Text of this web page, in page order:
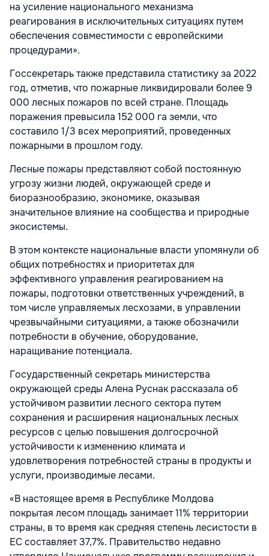
на усиление национального механизма
реагирования в исключительных ситуациях путем
обеспечения совместимости с европейскими
процедурами».
Госсекретарь также представила статистику за 2022
год, отметив, что пожарные ликвидировали более 9
000 лесных пожаров по всей стране. Площадь
поражения превысила 152 000 га земли, что
составило 1/3 всех мероприятий, проведенных
пожарными в прошлом году.
Лесные пожары представляют собой постоянную
угрозу жизни людей, окружающей среде и
биоразнообразию, экономике, оказывая
значительное влияние на сообщества и природные
экосистемы.
В этом контексте национальные власти упомянули об
общих потребностях и приоритетах для
эффективного управления реагированием на
пожары, подготовки ответственных учреждений, в
том числе управляемых лесхозами, в управлении
чрезвычайными ситуациями, а также обозначили
потребности в обучение, оборудование,
наращивание потенциала.
Государственный секретарь министерства
окружающей среды Алена Руснак рассказала об
устойчивом развитии лесного сектора путем
сохранения и расширения национальных лесных
ресурсов с целью повышения долгосрочной
устойчивости к изменению климата и
удовлетворения потребностей страны в продукты и
услуги, производимые лесами.
«В настоящее время в Республике Молдова
покрытая лесом площадь занимает 11% территории
страны, в то время как средняя степень лесистости в
ЕС составляет 37,7%. Правительство недавно